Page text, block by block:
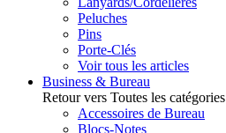
Peluches
Pins
Porte-Clés
Voir tous les articles
Business & Bureau
Retour vers Toutes les catégories
Accessoires de Bureau
Blocs-Notes